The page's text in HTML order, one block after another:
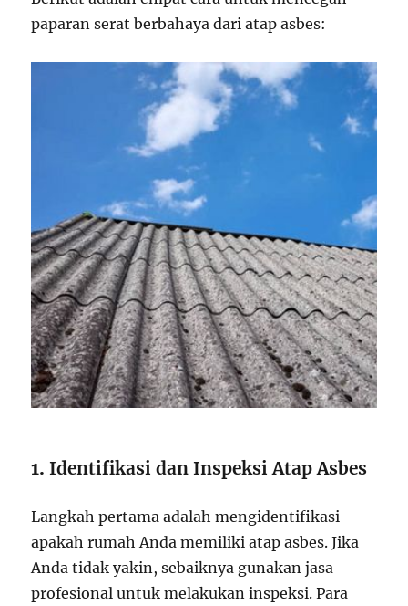
paparan serat berbahaya dari atap asbes:
1.Identifikasi dan Inspeksi Atap Asbes
Langkah pertama adalah mengidentifikasi
apakah rumah Anda memiliki atap asbes. Jika
Anda tidak yakin, sebaiknya gunakan jasa
profesional untuk melakukan inspeksi. Para